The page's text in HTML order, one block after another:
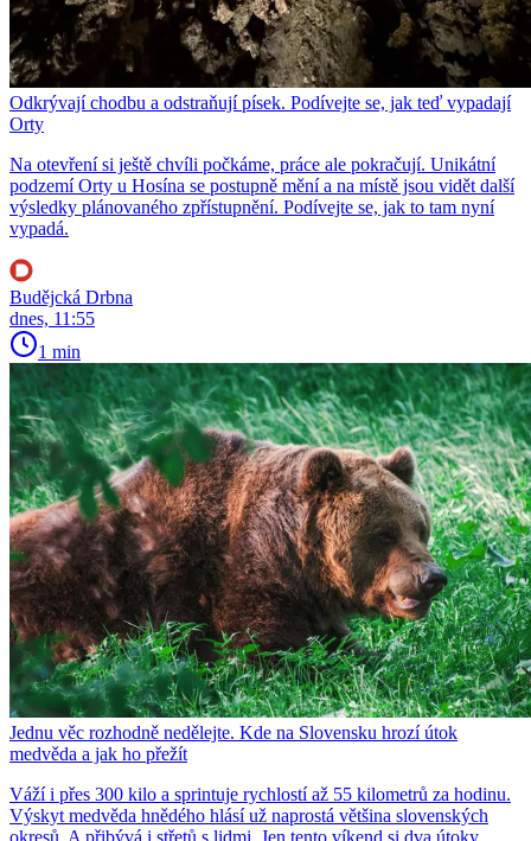
Odkrývají chodbu a odstraňují písek. Podívejte se, jak teď vypadají
Orty
Na otevření si ještě chvíli počkáme, práce ale pokračují. Unikátní
podzemí Orty u Hosína se postupně mění a na místě jsou vidět další
výsledky plánovaného zpřístupnění. Podívejte se, jak to tam nyní
vypadá.
Budějcká Drbna
dnes, 11:55
1 min
Jednu věc rozhodně nedělejte. Kde na Slovensku hrozí útok
medvěda a jak ho přežít
Váží i přes 300 kilo a sprintuje rychlostí až 55 kilometrů za hodinu.
Výskyt medvěda hnědého hlásí už naprostá většina slovenských
okresů. A přibývá i střetů s lidmi. Jen tento víkend si dva útoky